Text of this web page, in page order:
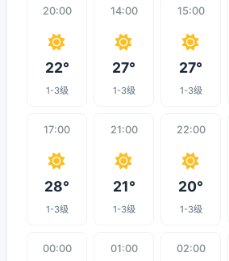
20:00
22°
1-3级
14:00
27°
1-3级
15:00
27°
1-3级
17:00
28°
1-3级
21:00
21°
1-3级
22:00
20°
1-3级
00:00 01:00 02:00